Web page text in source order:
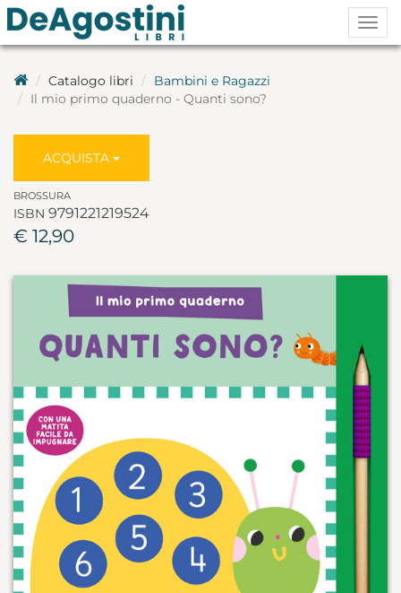
Catalogo libri
Bambini e Ragazzi
Il mio primo quaderno - Quanti sono?
ACQUISTA
BROSSURA
ISBN 9791221219524
€ 12,90